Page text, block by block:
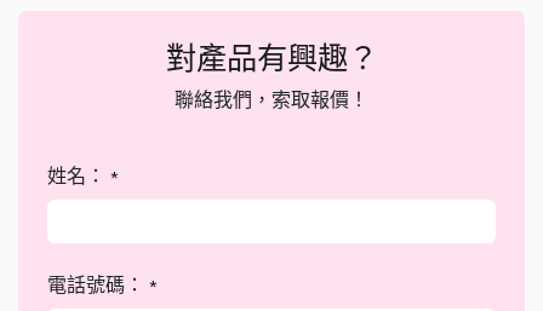
對產品有興趣？
聯絡我們，索取報價！
姓名： *
電話號碼： *